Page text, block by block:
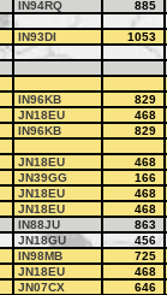
IN94RQ 885
IN93DI 1053
IN96KB 829
JN18EU 468
IN96KB 829
JN18EU 468
JN39GG 166
JN18EU 468
JN18EU 468
IN88JU 863
JN18GU 456
IN98MB 725
JN18EU 468
JN07CX 646